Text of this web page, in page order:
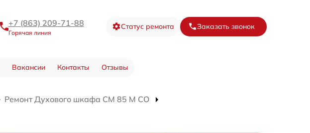
+7 (863) 209-71-88
Горячая линия
Статус ремонта Заказать звонок
Вакансии Контакты Отзывы
Ремонт Духового шкафа CM 85 M CO